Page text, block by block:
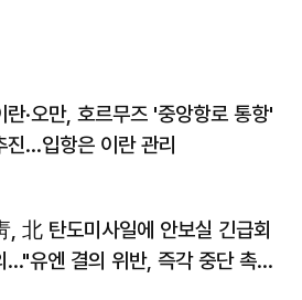
란·오만, 호르무즈 '중앙항로 통항'
진…입항은 이란 관리
, 北 탄도미사일에 안보실 긴급회
…"유엔 결의 위반, 즉각 중단 촉